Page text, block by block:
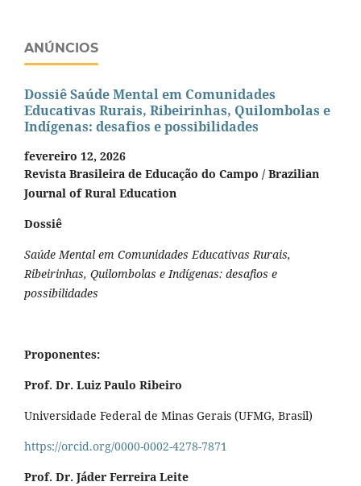
ANÚNCIOS
Dossiê Saúde Mental em Comunidades
Educativas Rurais, Ribeirinhas, Quilombolas e
Indígenas: desafios e possibilidades
fevereiro 12, 2026
Revista Brasileira de Educação do Campo / Brazilian
Journal of Rural Education
Dossiê
Saúde Mental em Comunidades Educativas Rurais,
Ribeirinhas, Quilombolas e Indígenas: desafios e
possibilidades
Proponentes:
Prof. Dr. Luiz Paulo Ribeiro
Universidade Federal de Minas Gerais (UFMG, Brasil)
https://orcid.org/0000-0002-4278-7871
Prof. Dr. Jáder Ferreira Leite